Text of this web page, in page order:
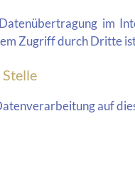
im
Zugriff durch Dritte
auf